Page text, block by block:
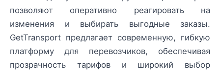
позволяют оперативно реагировать на
изменения и выбирать выгодные заказы.
GetTransport предлагает современную, гибкую
платформу для перевозчиков, обеспечивая
прозрачность тарифов и широкий выбор